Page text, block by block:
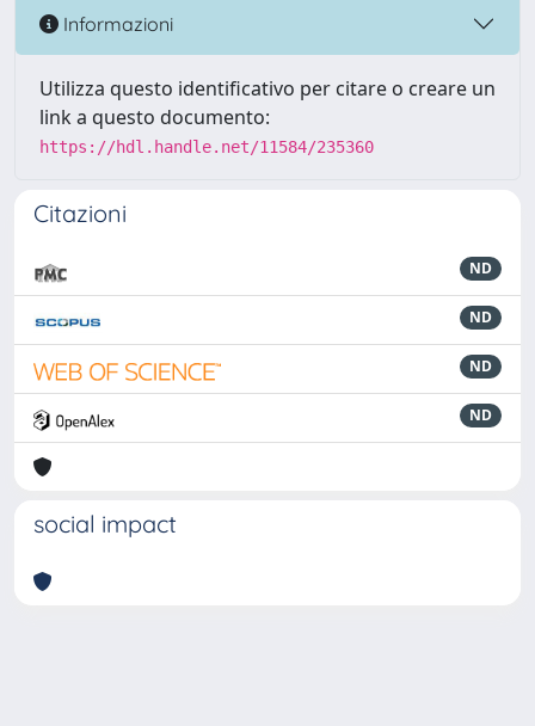
Informazioni
Utilizza questo identificativo per citare o creare un
link a questo documento:
https://hdl.handle.net/11584/235360
Citazioni
ND
ND
ND
ND
social impact